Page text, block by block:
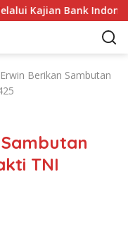
Kajian Bank Indonesia
Berikan Sambutan
TNI